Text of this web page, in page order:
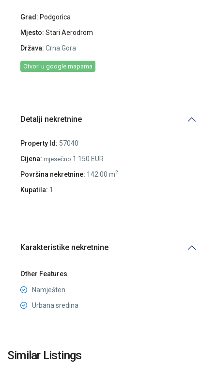
Grad: Podgorica
Mjesto: Stari Aerodrom
Država: Crna Gora
Otvori u google mapama
Detalji nekretnine
Property Id: 57040
Cijena: mjesečno 1 150 EUR
Površina nekretnine: 142.00 m2
Kupatila: 1
Karakteristike nekretnine
Other Features
Namješten
Urbana sredina
Similar Listings
Aerodrom ,
Podgorica